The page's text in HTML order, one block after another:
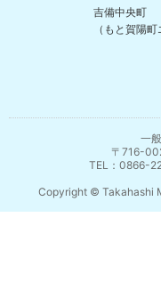
吉備中央町
（もと賀陽町
一
〒716-
TEL：0866-
Copyright © Takahashi